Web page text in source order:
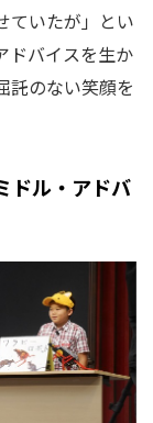
ていたが」とい
ドバイスを生か
託のない笑顔を
ドル・アドバ